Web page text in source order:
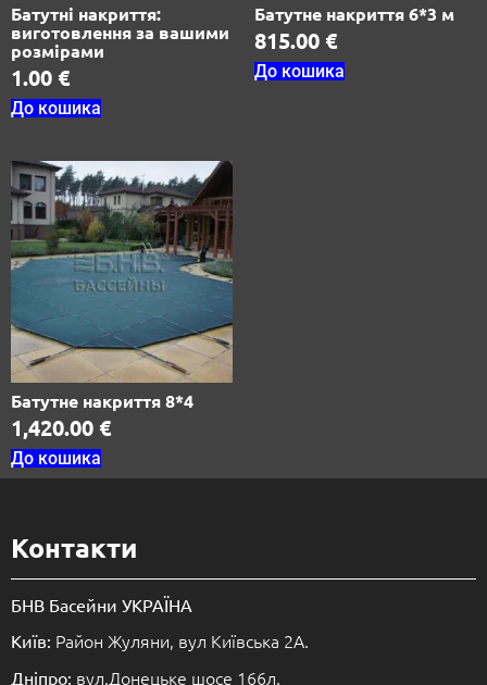
Батутні накриття:
виготовлення за вашими
розмірами
1.00 €
До кошика
Батутне накриття 6*3 м
815.00 €
До кошика
Батутне накриття 8*4
1,420.00 €
До кошика
Контакти
БНВ Басейни УКРАЇНА
Київ: Район Жуляни, вул Київська 2А.
Дніпро: вул.Донецьке шосе 166л.